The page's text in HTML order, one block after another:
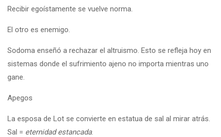
Recibir egoístamente se vuelve norma.
El otro es enemigo.
Sodoma enseñó a rechazar el altruismo. Esto se refleja hoy en
sistemas donde el sufrimiento ajeno no importa mientras uno
gane.
Apegos
La esposa de Lot se convierte en estatua de sal al mirar atrás.
Sal = eternidad estancada.